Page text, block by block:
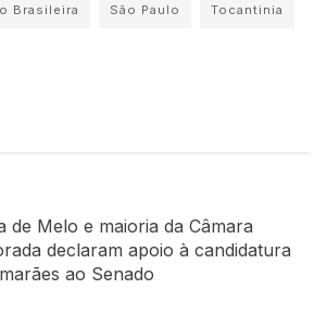
Brasileira São Paulo Tocantinia
de Melo e maioria da Câmara
declaram apoio à candidatura
ao Senado